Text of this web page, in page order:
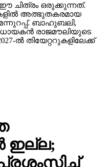
ചിത്രം ഒരുക്കുന്നത്.
അത്ഭുതകരമായ
ബാഹുബലി,
രാജമൗലിയുടെ
ല്‍ തിയേറ്ററുകളിലേക്ക്
ഇല്ല;